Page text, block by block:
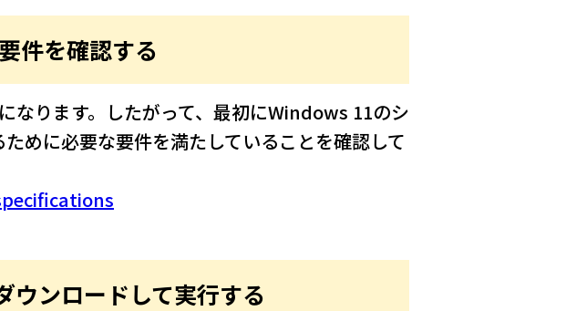
件を確認する
ります。したがって、最初にWindows 11のシ
めに必要な要件を満たしていることを確認して
ンロードして実行する